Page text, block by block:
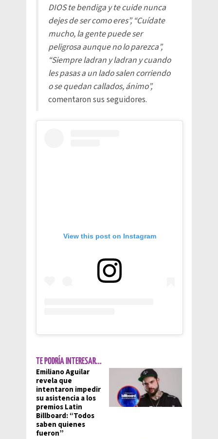
DIOS te bendiga y te cuide nunca
dejes de ser como eres”, “Cuídate
mucho, la gente puede ser
peligrosa aunque no lo parezca”,
“Siempre ladran y ladran y cuando
les pasas a un lado salen corriendo
o se quedan callados, ánimo”,
comentaron sus seguidores.
View this post on Instagram
TE PODRÍA INTERESAR...
Emiliano Aguilar
revela que
intentaron impedir
su asistencia a los
premios Latin
Billboard: “Todos
saben quienes
fueron”